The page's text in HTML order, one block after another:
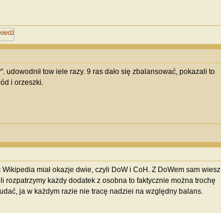
tow iele razy. 9 ras dało się zbalansować, pokazali to
i orzeszki.
miał okazje dwie, czyli DoW i CoH. Z DoWem sam wiesz
każdy dodatek z osobna to faktycznie można trochę
ja w każdym razie nie tracę nadziei na względny balans.